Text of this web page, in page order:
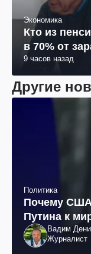
Экономика
Кто из
в 70% от
9 часов назад
Другие
Политика
Почему США
Путина к
Вадим
Журналист